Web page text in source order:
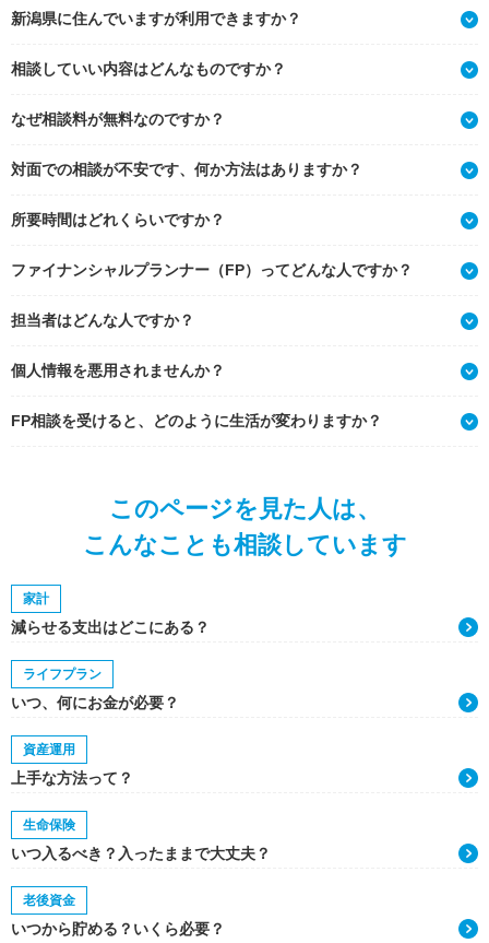
新潟県に住んでいますが利用できますか？
相談していい内容はどんなものですか？
なぜ相談料が無料なのですか？
対面での相談が不安です、何か方法はありますか？
所要時間はどれくらいですか？
ファイナンシャルプランナー（FP）ってどんな人ですか？
担当者はどんな人ですか？
個人情報を悪用されませんか？
FP相談を受けると、どのように生活が変わりますか？
このページを見た人は、
こんなことも相談しています
家計
減らせる支出はどこにある？
ライフプラン
いつ、何にお金が必要？
資産運用
上手な方法って？
生命保険
いつ入るべき？入ったままで大丈夫？
老後資金
いつから貯める？いくら必要？